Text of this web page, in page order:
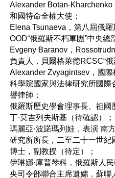
Alexander Botan-
和國特命全權大使；
Elena Tsunaeva，第八屆俄羅
OOD“俄羅斯不朽軍團”中央總
Evgeny Baranov，
負責人，貝爾格萊德RCSC“俄
Alexander Zvyagintsev，國
科學院國家與法律研究所國
譽律師；
俄羅斯歷史學會理事長、祖國
丁·莫吉列夫斯基（待確認）；
瑪麗亞·波諾瑪列娃，表演 南
研究所所長，二至二十一世
博士，副教授（待定）；
伊琳娜·庫普琴科，俄羅斯人
央司令部聯合主席遺孀，蘇聯